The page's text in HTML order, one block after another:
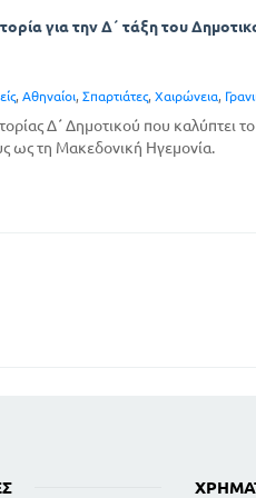
για την Δ΄ τάξη του
, Αθηναίοι, Σπαρτιάτες, Χαιρώνεια,
Δ΄ Δημοτικού που καλύπτει
ως τη Μακεδονική Ηγεμονία.